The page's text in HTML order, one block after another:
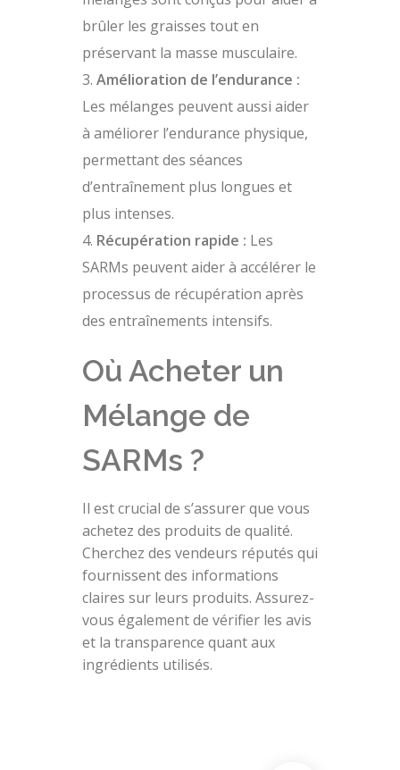
brûler les graisses tout en
préservant la masse musculaire.
Amélioration de l’endurance :
Les mélanges peuvent aussi aider
à améliorer l’endurance physique,
permettant des séances
d’entraînement plus longues et
plus intenses.
Récupération rapide : Les
SARMs peuvent aider à accélérer le
processus de récupération après
des entraînements intensifs.
Où Acheter un
Mélange de
SARMs ?
Il est crucial de s’assurer que vous
achetez des produits de qualité.
Cherchez des vendeurs réputés qui
fournissent des informations
claires sur leurs produits. Assurez-
vous également de vérifier les avis
et la transparence quant aux
ingrédients utilisés.